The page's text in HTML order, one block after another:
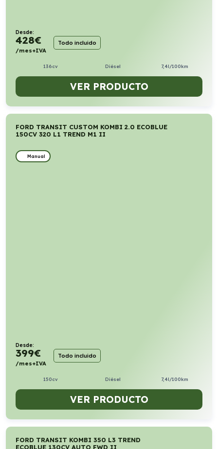
Desde:
428€
/mes+IVA
Todo incluido
136cv Diésel 7,4l/100km
VER PRODUCTO
FORD TRANSIT CUSTOM KOMBI 2.0 ECOBLUE
150CV 320 L1 TREND M1 II
Manual
Desde:
399€
/mes+IVA
Todo incluido
150cv Diésel 7,4l/100km
VER PRODUCTO
FORD TRANSIT KOMBI 350 L3 TREND
ECOBLUE 130CV AUTO FWD II